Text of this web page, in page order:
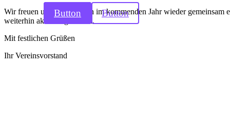
Button Button
Wir freuen uns darauf, auch im kommenden Jahr wieder gemeinsam
weiterhin aktiv zu gestalten.
Mit festlichen Grüßen
Ihr Vereinsvorstand